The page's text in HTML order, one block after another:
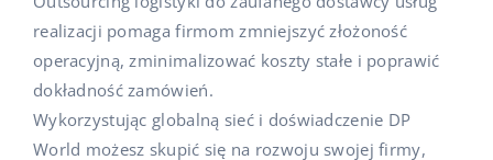
realizacji pomaga firmom zmniejszyć złożoność
operacyjną, zminimalizować koszty stałe i poprawić
dokładność zamówień.
Wykorzystując globalną sieć i doświadczenie DP
World możesz skupić się na rozwoju swojej firmy,